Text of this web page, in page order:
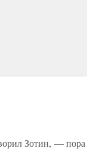
Зотин, — пора